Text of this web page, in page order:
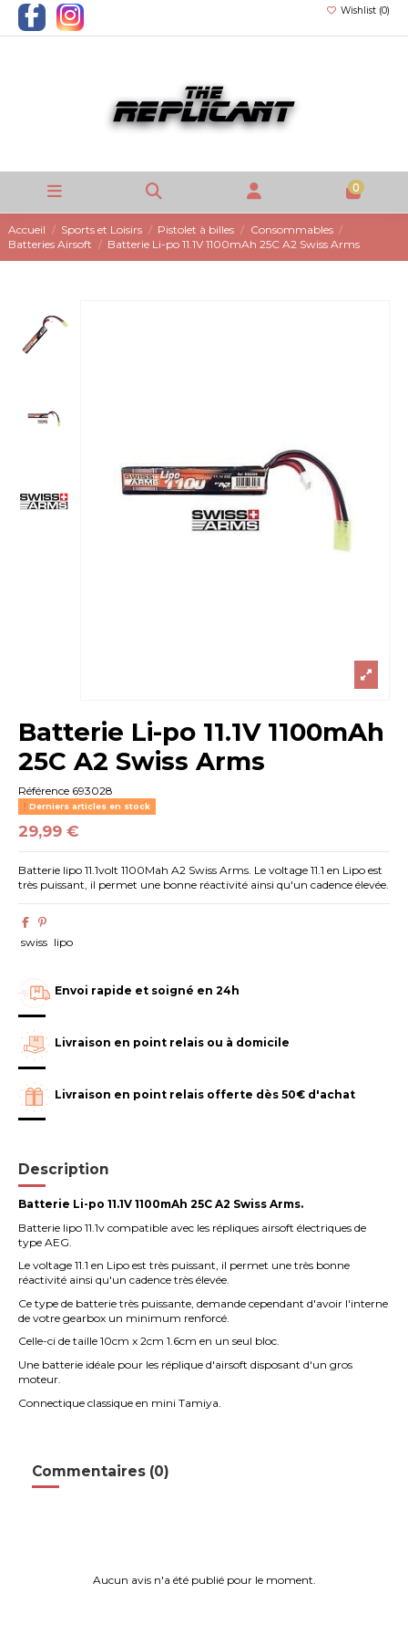
Wishlist (0)
0
Accueil Sports et Loisirs Pistolet à billes
Consommables
Batteries Airsoft
Batterie Li-po 11.1V 1100mAh 25C A2 Swiss Arms
Batterie Li-po 11.1V 1100mAh
25C A2 Swiss Arms
Référence 693028
Derniers articles en stock
29,99 €
Batterie lipo 11.1volt 1100Mah A2 Swiss Arms. Le voltage 11.1 en Lipo est
très puissant, il permet une bonne réactivité ainsi qu'un cadence élevée.
swiss lipo
Envoi rapide et soigné en 24h
Livraison en point relais ou à domicile
Livraison en point relais offerte dès 50€ d'achat
Description
Batterie Li-po 11.1V 1100mAh 25C A2 Swiss Arms.
Batterie lipo 11.1v compatible avec les répliques airsoft électriques de
type AEG.
Le voltage 11.1 en Lipo est très puissant, il permet une très bonne
réactivité ainsi qu'un cadence très élevée.
Ce type de batterie très puissante, demande cependant d'avoir l'interne
de votre gearbox un minimum renforcé.
Celle-ci de taille 10cm x 2cm 1.6cm en un seul bloc.
Une batterie idéale pour les réplique d'airsoft disposant d'un gros
moteur.
Connectique classique en mini Tamiya.
Commentaires (0)
Aucun avis n'a été publié pour le moment.